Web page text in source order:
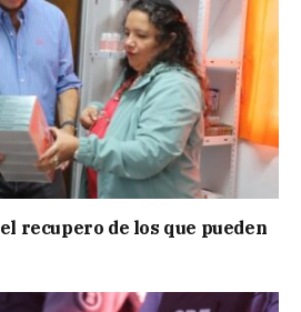
recupero de los que pueden